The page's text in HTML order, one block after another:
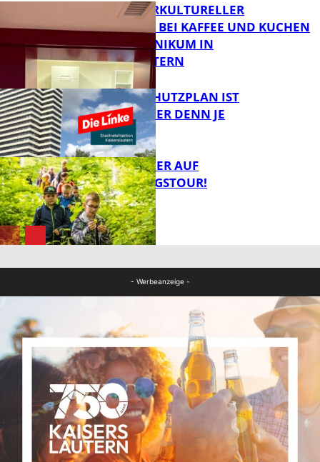
FB News
FB Gesundheit
NEUER INTERKULTURELLER
TREFFPUNKT BEI KAFFEE UND KUCHEN
IM PFALZKLINIKUM IN
KAISERSLAUTERN
FB News
EIN HITZESCHUTZPLAN IST
NOTWENDIGER DENN JE
MIT DEM JÄGER AUF
ENTDECKUNGSTOUR!
- Werbeanzeige -